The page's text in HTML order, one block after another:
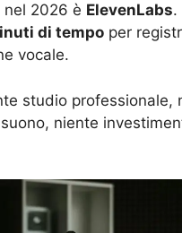
nel 2026 è ElevenLabs.
di tempo per
vocale.
studio professionale,
niente